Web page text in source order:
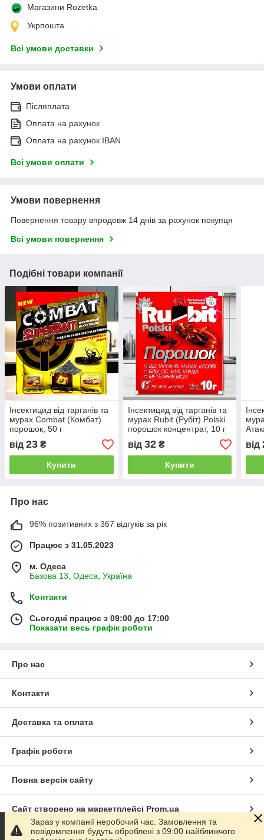
Магазини Rozetka
Укрпошта
Всі умови доставки
Умови оплати
Післяплата
Оплата на рахунок
Оплата на рахунок IBAN
Всі умови оплати
Умови повернення
Повернення товару впродовж 14 днів за рахунок покупця
Всі умови повернення
Подібні товари компанії
Інсектицид від тарганів та
мурах Combat (Комбат)
порошок, 50 г
від 23 ₴
Купити
Інсектицид від тарганів та
мурах Rubit (Рубіт) Polski
порошок концентрат, 10 г
від 32₴
Купити
від
Про нас
96% позитивних з 367 відгуків за рік
Працює з 31.05.2023
м. Одеса
Базова 13, Одеса, Україна
Контакти
Сьогодні працює з 09:00 до 17:00
Показати весь графік роботи
Про нас
Контакти
Доставка та оплата
Графік роботи
Повна версія сайту
Сайт створено на маркетплейсі Prom.ua
Політика конфіденційності
Зараз у компанії неробочий час. Замовлення та
повідомлення будуть оброблені з 09:00 найближчого